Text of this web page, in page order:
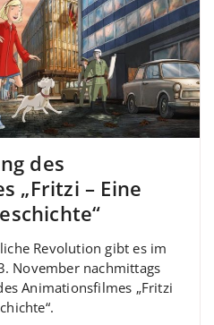
des
„Fritzi – Eine
Revolution gibt es im
November nachmittags
Animationsfilmes „Fritzi